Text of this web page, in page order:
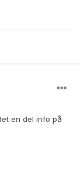
en del info på